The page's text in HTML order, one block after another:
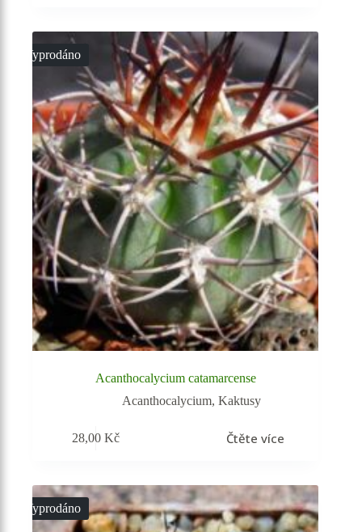
Vyprodáno
Acanthocalycium catamarcense
Acanthocalycium,Kaktusy
28,00Kč Čtěte více
Vyprodáno